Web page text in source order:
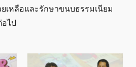
ยเหลือและรักษาขนบธรรมเนียม
ไป